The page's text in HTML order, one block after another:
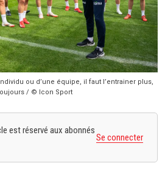
ou d’une équipe, il faut l’entrainer plus,
/ © Icon Sport
est réservé aux abonnés
Se connecter